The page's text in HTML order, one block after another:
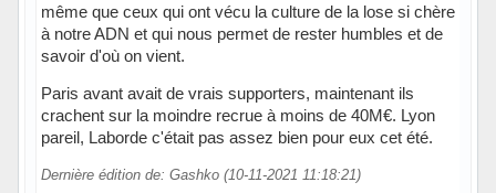
même que ceux qui ont vécu la culture de la lose si chère
à notre ADN et qui nous permet de rester humbles et de
savoir d'où on vient.
Paris avant avait de vrais supporters, maintenant ils
crachent sur la moindre recrue à moins de 40M€. Lyon
pareil, Laborde c'était pas assez bien pour eux cet été.
Dernière édition de: Gashko (10-11-2021 11:18:21)